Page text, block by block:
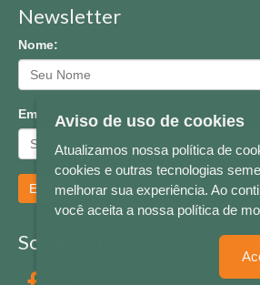
Newsletter
Nome:
Email:
Enviar
Socialize conosco
Aviso de uso de cookies
Atualizamos nossa política de
cookies e outras tecnologias
melhorar sua experiência. Ao
você aceita a nossa política de